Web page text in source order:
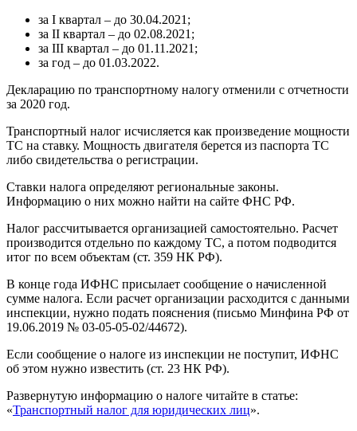
за I квартал – до 30.04.2021;
за II квартал – до 02.08.2021;
за III квартал – до 01.11.2021;
за год – до 01.03.2022.
Декларацию по транспортному налогу отменили с отчетности
за 2020 год.
Транспортный налог исчисляется как произведение мощности
ТС на ставку. Мощность двигателя берется из паспорта ТС
либо свидетельства о регистрации.
Ставки налога определяют региональные законы.
Информацию о них можно найти на сайте ФНС РФ.
Налог рассчитывается организацией самостоятельно. Расчет
производится отдельно по каждому ТС, а потом подводится
итог по всем объектам (ст. 359 НК РФ).
В конце года ИФНС присылает сообщение о начисленной
сумме налога. Если расчет организации расходится с данными
инспекции, нужно подать пояснения (письмо Минфина РФ от
19.06.2019 № 03-05-05-02/44672).
Если сообщение о налоге из инспекции не поступит, ИФНС
об этом нужно известить (ст. 23 НК РФ).
Развернутую информацию о налоге читайте в статье:
«Транспортный налог для юридических лиц».